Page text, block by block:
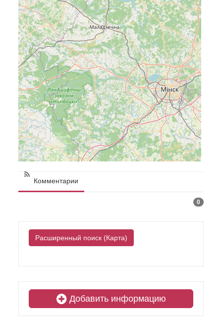
Комментарии
0
Расширенный поиск (Карта)
Добавить информацию